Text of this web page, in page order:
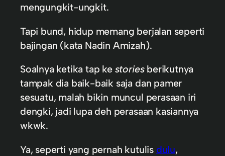
mengungkit-ungkit.
Tapi bund, hidup memang berjalan seperti
bajingan (kata Nadin Amizah).
Soalnya ketika tap ke stories berikutnya
tampak dia baik-baik saja dan pamer
sesuatu, malah bikin muncul perasaan iri
dengki, jadi lupa deh perasaan kasiannya
wkwk.
Ya, seperti yang pernah kutulis dulu,